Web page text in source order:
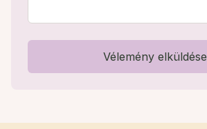
Vélemény elküldése